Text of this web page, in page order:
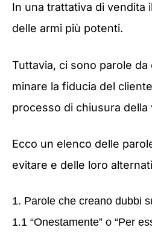
In una trattativa di vendita
delle armi più potenti.
Tuttavia, ci sono parole
minare la fiducia del
processo di chiusura della
Ecco un elenco delle
evitare e delle loro
1. Parole che creano dubbi
1.1 “Onestamente” o “Per